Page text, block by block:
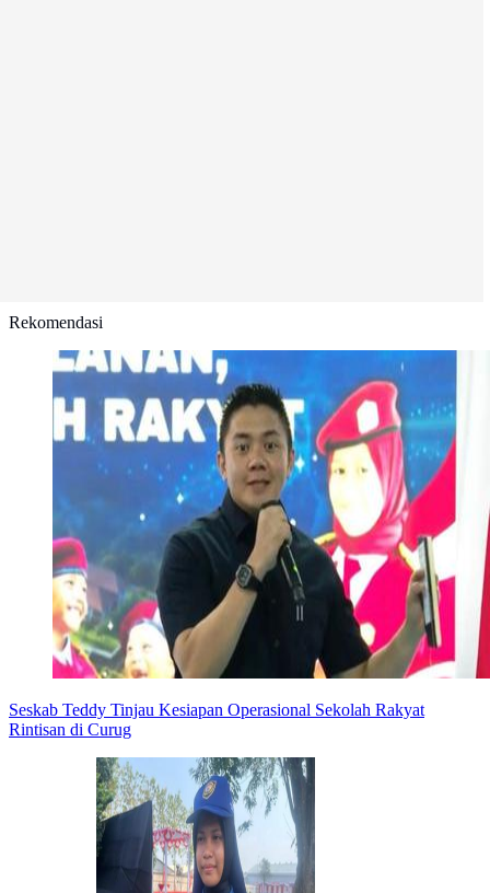
Rekomendasi
Seskab Teddy Tinjau Kesiapan Operasional Sekolah Rakyat
Rintisan di Curug